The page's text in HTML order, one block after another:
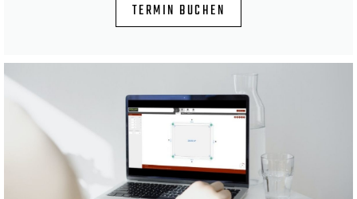
TERMIN BUCHEN